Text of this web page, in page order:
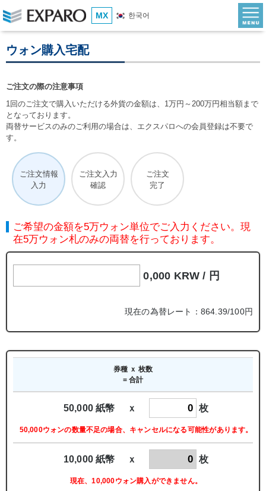
MX 한국어
ウォン購入宅配
ご注文の際の注意事項
1回のご注文で購入いただける外貨の金額は、1万円～200万円相当額まで
となっております。
両替サービスのみのご利用の場合は、エクスパロへの会員登録は不要で
す。
ご注文情報
入力
ご注文入力
確認
ご注文
完了
ご希望の金額を5万ウォン単位でご入力ください。現
在5万ウォン札のみの両替を行っております。
0,000 KRW / 円
現在の為替レート：864.39/100円
券種 ｘ 枚数
= 合計
50,000 紙幣 ｘ 枚
50,000ウォンの数量不足の場合、キャンセルになる可能性があります。
10,000 紙幣 ｘ 枚
現在、10,000ウォン購入ができません。